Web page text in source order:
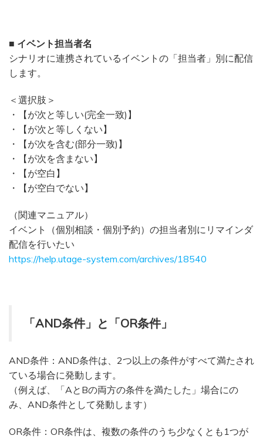
■ イベント担当者名
シナリオに連携されているイベントの「担当者」別に配信
します。
＜選択肢＞
・【が次と等しい(完全一致)】
・【が次と等しくない】
・【が次を含む(部分一致)】
・【が次を含まない】
・【が空白】
・【が空白でない】
（関連マニュアル）
イベント（個別相談・個別予約）の担当者別にリマインダ
配信を行いたい
https://help.utage-system.com/archives/18540
「AND条件」と「OR条件」
AND条件：AND条件は、2つ以上の条件がすべて満たされ
ている場合に発動します。
（例えば、「AとBの両方の条件を満たした」場合にの
み、AND条件として発動します）
OR条件：OR条件は、複数の条件のうち少なくとも1つが